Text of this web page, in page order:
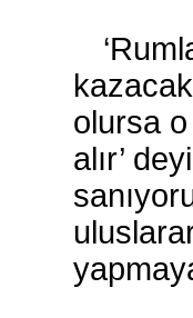
olursa o
alır’